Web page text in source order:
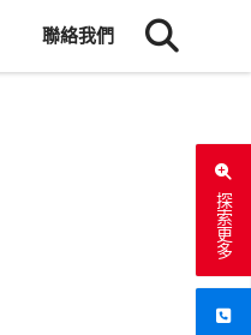
聯絡我們
探索更多